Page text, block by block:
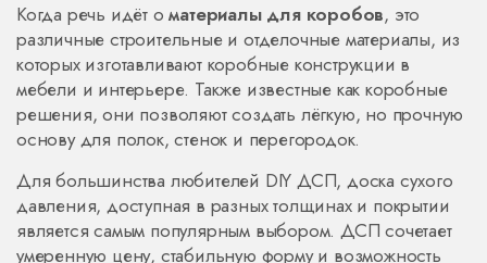
Когда речь идёт оматериалы для коробов, это
различные строительные и отделочные материалы, из
которых изготавливают коробные конструкции в
мебели и интерьере. Также известные каккоробные
решения, они позволяют создать лёгкую, но прочную
основу для полок, стенок и перегородок.
Для большинства любителей DIYДСП,доска сухого
давления, доступная в разных толщинах и покрытии
является самым популярным выбором. ДСП сочетает
умеренную цену, стабильную форму и возможность